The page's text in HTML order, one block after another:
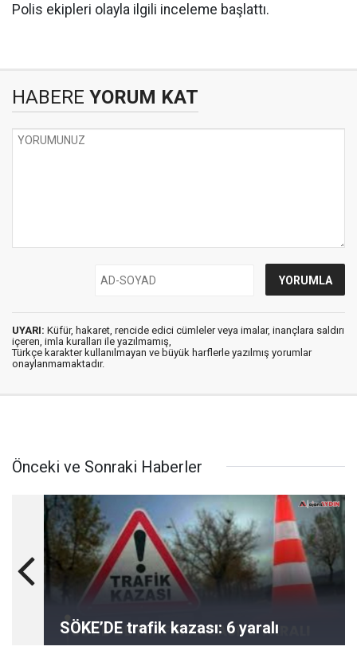
Polis ekipleri olayla ilgili inceleme başlattı.
HABERE YORUM KAT
UYARI: Küfür, hakaret, rencide edici cümleler veya imalar, inançlara saldırı
içeren, imla kuralları ile yazılmamış,
Türkçe karakter kullanılmayan ve büyük harflerle yazılmış yorumlar
onaylanmamaktadır.
Önceki ve Sonraki Haberler
SÖKE’DE trafik kazası: 6 yaralı